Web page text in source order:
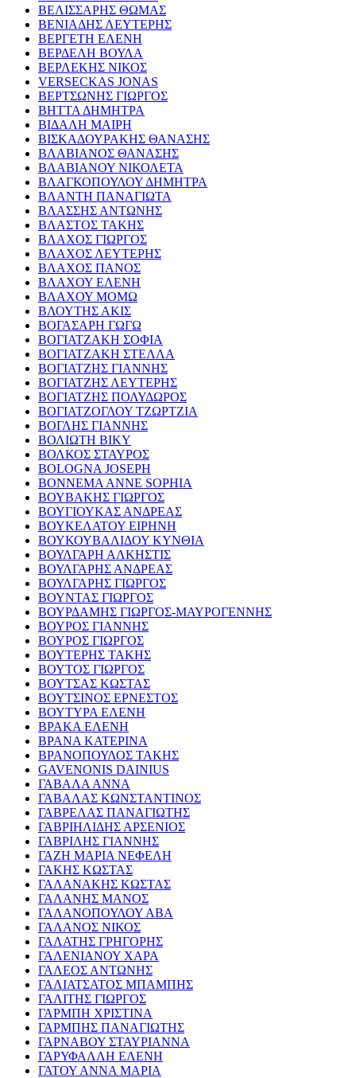
ΒΕΛΙΣΣΑΡΗΣ ΘΩΜΑΣ
ΒΕΝΙΑΔΗΣ ΛΕΥΤΕΡΗΣ
ΒΕΡΓΕΤΗ ΕΛΕΝΗ
ΒΕΡΔΕΛΗ ΒΟΥΛΑ
ΒΕΡΛΕΚΗΣ ΝΙΚΟΣ
VERSECKAS JONAS
ΒΕΡΤΣΩΝΗΣ ΓΙΩΡΓΟΣ
ΒΗΤΤΑ ΔΗΜΗΤΡΑ
ΒΙΔΑΛΗ ΜΑΙΡΗ
ΒΙΣΚΑΔΟΥΡΑΚΗΣ ΘΑΝΑΣΗΣ
ΒΛΑΒΙΑΝΟΣ ΘΑΝΑΣΗΣ
ΒΛΑΒΙΑΝΟΥ ΝΙΚΟΛΕΤΑ
ΒΛΑΓΚΟΠΟΥΛΟΥ ΔΗΜΗΤΡΑ
ΒΛΑΝΤΗ ΠΑΝΑΓΙΩΤΑ
ΒΛΑΣΣΗΣ ΑΝΤΩΝΗΣ
ΒΛΑΣΤΟΣ ΤΑΚΗΣ
ΒΛΑΧΟΣ ΓΙΩΡΓΟΣ
ΒΛΑΧΟΣ ΛΕΥΤΕΡΗΣ
ΒΛΑΧΟΣ ΠΑΝΟΣ
ΒΛΑΧΟΥ ΕΛΕΝΗ
ΒΛΑΧΟΥ ΜΟΜΩ
ΒΛΟΥΤΗΣ ΑΚΙΣ
ΒΟΓΑΣΑΡΗ ΓΩΓΩ
ΒΟΓΙΑΤΖΑΚΗ ΣΟΦΙΑ
ΒΟΓΙΑΤΖΑΚΗ ΣΤΕΛΛΑ
ΒΟΓΙΑΤΖΗΣ ΓΙΑΝΝΗΣ
ΒΟΓΙΑΤΖΗΣ ΛΕΥΤΕΡΗΣ
ΒΟΓΙΑΤΖΗΣ ΠΟΛΥΔΩΡΟΣ
ΒΟΓΙΑΤΖΟΓΛΟΥ ΤΖΩΡΤΖΙΑ
ΒΟΓΛΗΣ ΓΙΑΝΝΗΣ
ΒΟΛΙΩΤΗ ΒΙΚΥ
ΒΟΛΚΟΣ ΣΤΑΥΡΟΣ
BOLOGNA JOSEPH
BONNEMA ANNE SOPHIA
ΒΟΥΒΑΚΗΣ ΓΙΩΡΓΟΣ
ΒΟΥΓΙΟΥΚΑΣ ΑΝΔΡΕΑΣ
ΒΟΥΚΕΛΑΤΟΥ ΕΙΡΗΝΗ
ΒΟΥΚΟΥΒΑΛΙΔΟΥ ΚΥΝΘΙΑ
ΒΟΥΛΓΑΡΗ ΑΛΚΗΣΤΙΣ
ΒΟΥΛΓΑΡΗΣ ΑΝΔΡΕΑΣ
ΒΟΥΛΓΑΡΗΣ ΓΙΩΡΓΟΣ
ΒΟΥΝΤΑΣ ΓΙΩΡΓΟΣ
ΒΟΥΡΔΑΜΗΣ ΓΙΩΡΓΟΣ-ΜΑΥΡΟΓΕΝΝΗΣ
ΒΟΥΡΟΣ ΓΙΑΝΝΗΣ
ΒΟΥΡΟΣ ΓΙΩΡΓΟΣ
ΒΟΥΤΕΡΗΣ ΤΑΚΗΣ
ΒΟΥΤΟΣ ΓΙΩΡΓΟΣ
ΒΟΥΤΣΑΣ ΚΩΣΤΑΣ
ΒΟΥΤΣΙΝΟΣ ΕΡΝΕΣΤΟΣ
ΒΟΥΤΥΡΑ ΕΛΕΝΗ
ΒΡΑΚΑ ΕΛΕΝΗ
ΒΡΑΝΑ ΚΑΤΕΡΙΝΑ
ΒΡΑΝΟΠΟΥΛΟΣ ΤΑΚΗΣ
GAVENONIS DAINIUS
ΓΑΒΑΛΑ ΑΝΝΑ
ΓΑΒΑΛΑΣ ΚΩΝΣΤΑΝΤΙΝΟΣ
ΓΑΒΡΕΛΑΣ ΠΑΝΑΓΙΩΤΗΣ
ΓΑΒΡΙΗΛΙΔΗΣ ΑΡΣΕΝΙΟΣ
ΓΑΒΡΙΛΗΣ ΓΙΑΝΝΗΣ
ΓΑΖΗ ΜΑΡΙΑ ΝΕΦΕΛΗ
ΓΑΚΗΣ ΚΩΣΤΑΣ
ΓΑΛΑΝΑΚΗΣ ΚΩΣΤΑΣ
ΓΑΛΑΝΗΣ ΜΑΝΟΣ
ΓΑΛΑΝΟΠΟΥΛΟΥ ΑΒΑ
ΓΑΛΑΝΟΣ ΝΙΚΟΣ
ΓΑΛΑΤΗΣ ΓΡΗΓΟΡΗΣ
ΓΑΛΕΝΙΑΝΟΥ ΧΑΡΑ
ΓΑΛΕΟΣ ΑΝΤΩΝΗΣ
ΓΑΛΙΑΤΣΑΤΟΣ ΜΠΑΜΠΗΣ
ΓΑΛΙΤΗΣ ΓΙΩΡΓΟΣ
ΓΑΡΜΠΗ ΧΡΙΣΤΙΝΑ
ΓΑΡΜΠΗΣ ΠΑΝΑΓΙΩΤΗΣ
ΓΑΡΝΑΒΟΥ ΣΤΑΥΡΙΑΝΝΑ
ΓΑΡΥΦΑΛΛΗ ΕΛΕΝΗ
ΓΑΤΟΥ ΑΝΝΑ ΜΑΡΙΑ